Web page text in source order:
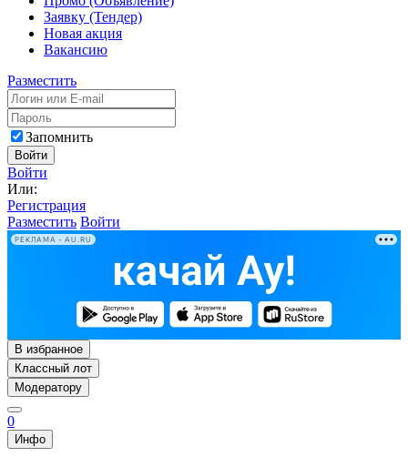
Заявку (Тендер)
Новая акция
Вакансию
Разместить
Запомнить
Войти
Войти
Или:
Регистрация
Разместить Войти
РЕКЛАМА • AU.RU
В избранное
Классный лот
Модератору
0
Инфо